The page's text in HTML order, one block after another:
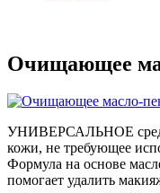
Очищающее
УНИВЕРСАЛЬНОЕ
кожи, не требующее
Формула на основе
помогает удалить